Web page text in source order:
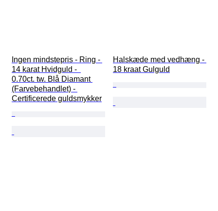
Ingen mindstepris - Ring -
14 karat Hvidguld -
0.70ct. tw. Blå Diamant
(Farvebehandlet) -
Certificerede guldsmykker
Halskæde med vedhæng -
18 kraat Gulguld